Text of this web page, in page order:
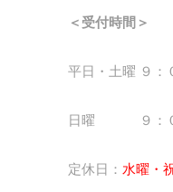
＜受付時間＞
平日・土曜 ９：
日曜 ９：０
定休日： 水曜・